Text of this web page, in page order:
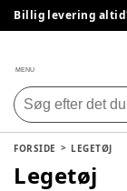
Billig levering
MENU
FORSIDE LEGETØJ
Legetøj